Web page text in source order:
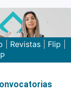
Revistas Flip